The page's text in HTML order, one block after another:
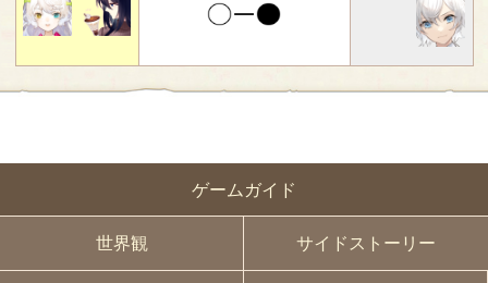
ゲームガイド
世界観 サイドストーリー